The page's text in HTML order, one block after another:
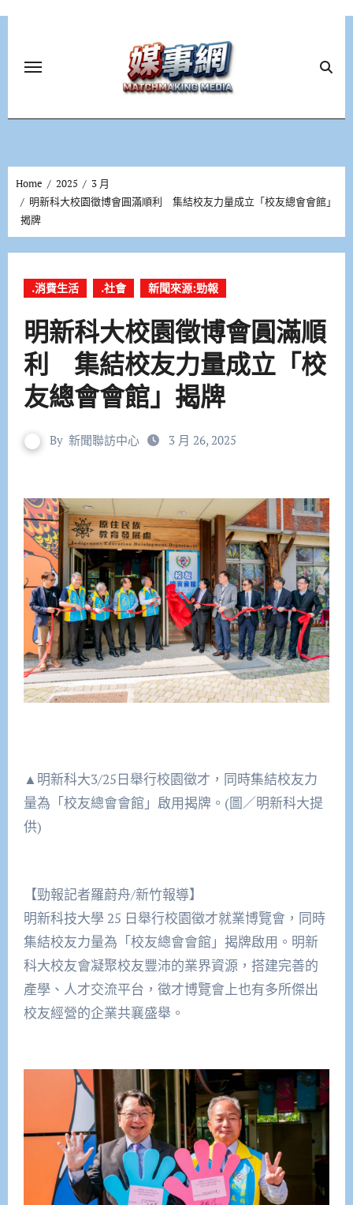
Home 2025
3 月
明新科大校園徵博會圓滿順利 集結校友力量成立「校友總會會館」
揭牌
.消費生活 .社會 新聞來源:勁報
明新科大校園徵博會圓滿順
利 集結校友力量成立「校
友總會會館」揭牌
By 新聞聯訪中心 3 月 26, 2025
▲明新科大3/25日舉行校園徵才，同時集結校友力
量為「校友總會會館」啟用揭牌。(圖／明新科大提
供)
【勁報記者羅蔚舟/新竹報導】
明新科技大學 25 日舉行校園徵才就業博覽會，同時
集結校友力量為「校友總會會館」揭牌啟用。明新
科大校友會凝聚校友豐沛的業界資源，搭建完善的
產學、人才交流平台，徵才博覽會上也有多所傑出
校友經營的企業共襄盛舉。